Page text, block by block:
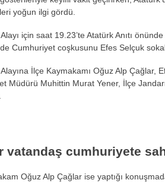
yoğun ilgi gördü.
için saat 19.23’te Atatürk Anıtı
Cumhuriyet coşkusunu Efes Selçuk
İlçe Kaymakamı Oğuz Alp Çağlar,
Müdürü Muhittin Murat Yener, İlçe
vatandaş cumhuriyete
Oğuz Alp Çağlar ise yaptığı